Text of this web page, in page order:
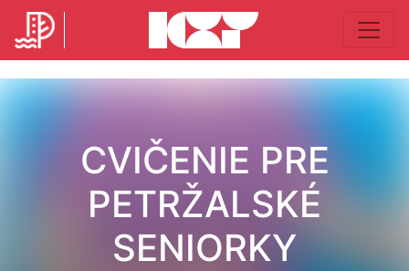
CVIČENIE PRE
PETRŽALSKÉ
SENIORKY